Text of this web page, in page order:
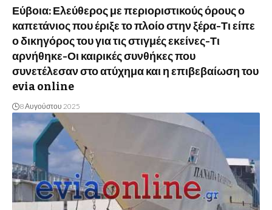
Εύβοια: Ελεύθερος με περιοριστικούς όρους ο
καπετάνιος που έριξε το πλοίο στην ξέρα-Τι είπε
ο δικηγόρος του για τις στιγμές εκείνες-Τι
αρνήθηκε-Οι καιρικές συνθήκες που
συνετέλεσαν στο ατύχημα και η επιβεβαίωση του
evia online
8 Αυγούστου 2025